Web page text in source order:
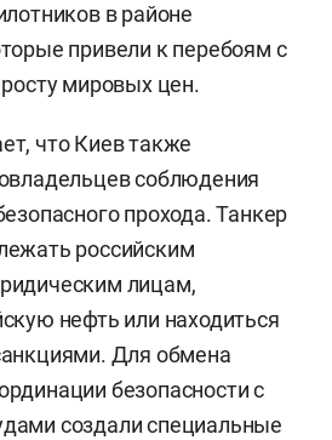
в районе
привели к перебоям с
мировых цен.
что Киев также
соблюдения
прохода. Танкер
российским
лицам,
нефть или находиться
Для обмена
безопасности с
создали специальные